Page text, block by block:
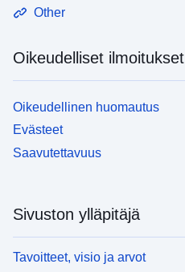
Other
Oikeudelliset ilmoitukset
Oikeudellinen huomautus
Evästeet
Saavutettavuus
Sivuston ylläpitäjä
Tavoitteet, visio ja arvot